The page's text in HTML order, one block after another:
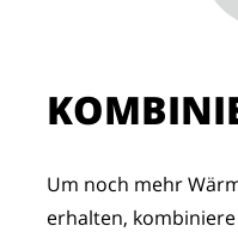
Um noch mehr
erhalten,